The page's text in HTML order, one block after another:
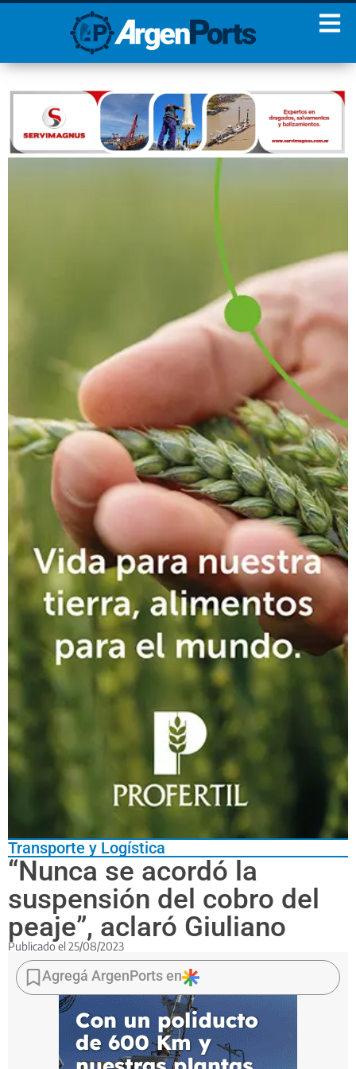
Transporte y Logística
“Nunca se acordó la
suspensión del cobro del
peaje”, aclaró Giuliano
Publicado el 25/08/2023
ministro
de
Transporte
se cruzó
Cancillería
Agregá ArgenPorts en
¡Sumate a nuestro
Newsletter!
Nombre Apellidos